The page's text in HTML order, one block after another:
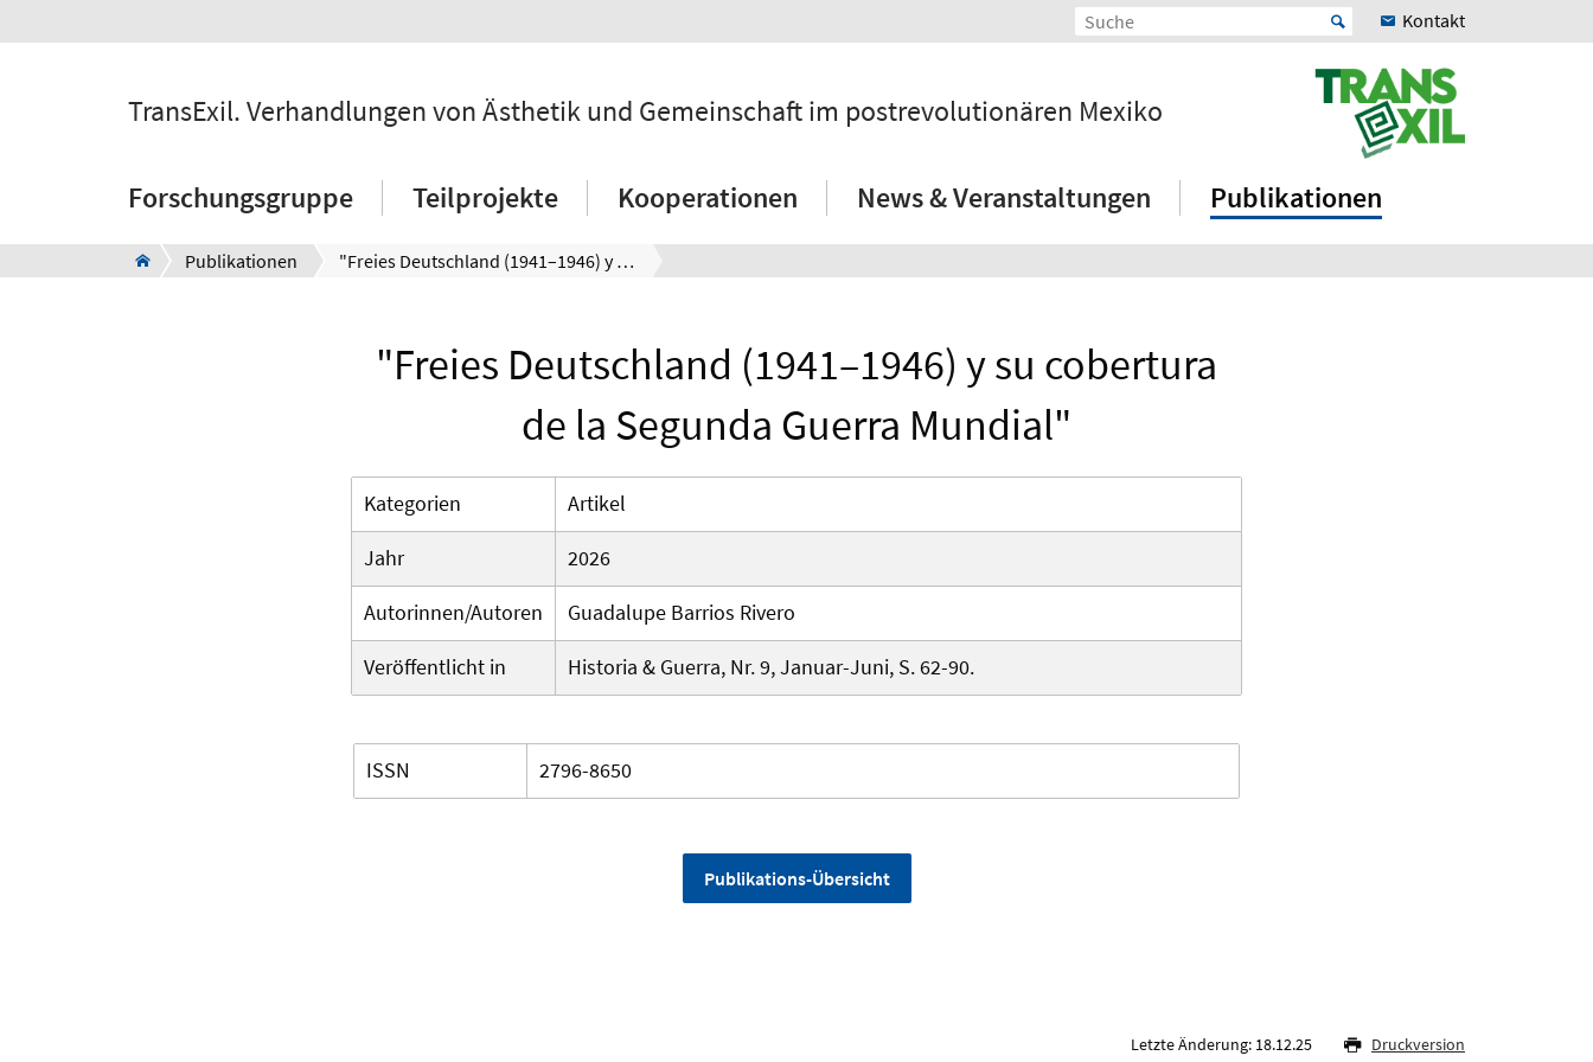
Kontakt
TransExil. Verhandlungen von Ästhetik und Gemeinschaft im postrevolutionären Mexiko
Forschungsgruppe Teilprojekte Kooperationen News & Veranstaltungen Publikationen
Publikationen "Freies Deutschland (1941–1946) y su cobertura de la Segunda Guerra Mundial"
"Freies Deutschland (1941–1946) y su cobertura
de la Segunda Guerra Mundial"
Kategorien
Artikel
Jahr
2026
Autorinnen/Autoren
Guadalupe Barrios Rivero
Veröffentlicht in
Historia & Guerra, Nr. 9, Januar-Juni, S. 62-90.
ISSN 2796-8650
Publikations-Übersicht
Letzte Änderung: 18.12.25 Druckversion